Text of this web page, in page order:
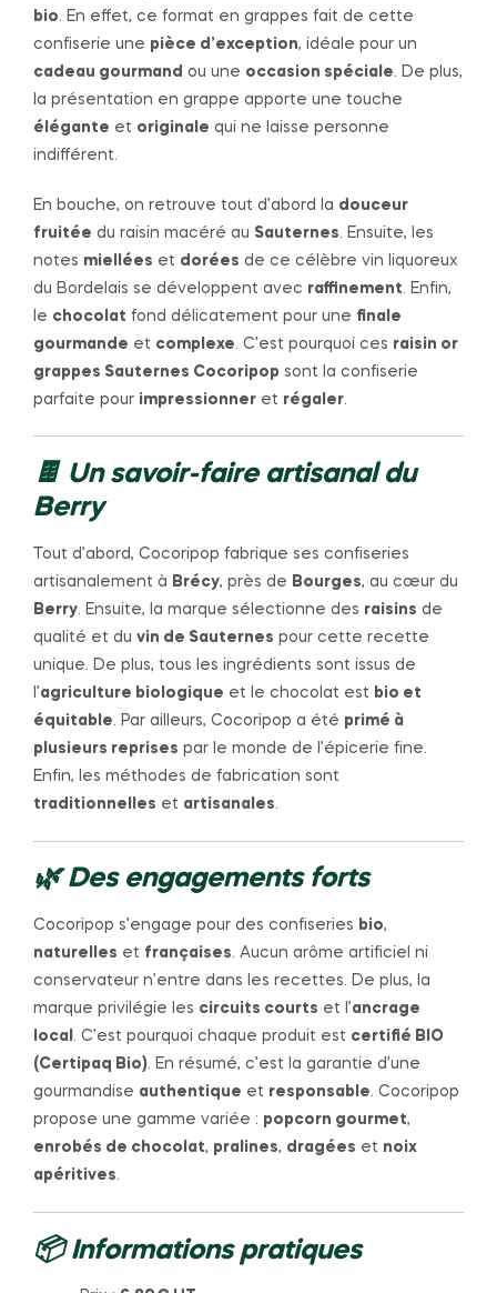
bio. En effet, ce format en grappes fait de cette
confiserie une pièce d’exception, idéale pour un
cadeau gourmand ou une occasion spéciale. De plus,
la présentation en grappe apporte une touche
élégante et originale qui ne laisse personne
indifférent.
En bouche, on retrouve tout d’abord la douceur
fruitée du raisin macéré au Sauternes. Ensuite, les
notes miellées et dorées de ce célèbre vin liquoreux
du Bordelais se développent avec raffinement. Enfin,
le chocolat fond délicatement pour une finale
gourmande et complexe. C’est pourquoi ces raisin or
grappes Sauternes Cocoripop sont la confiserie
parfaite pour impressionner et régaler.
🍫 Un savoir-faire artisanal du
Berry
Tout d’abord, Cocoripop fabrique ses confiseries
artisanalement à Brécy, près de Bourges, au cœur du
Berry. Ensuite, la marque sélectionne des raisins de
qualité et du vin de Sauternes pour cette recette
unique. De plus, tous les ingrédients sont issus de
l’agriculture biologique et le chocolat est bio et
équitable. Par ailleurs, Cocoripop a été primé à
plusieurs reprises par le monde de l’épicerie fine.
Enfin, les méthodes de fabrication sont
traditionnelles et artisanales.
🌿 Des engagements forts
Cocoripop s’engage pour des confiseries bio,
naturelles et françaises. Aucun arôme artificiel ni
conservateur n’entre dans les recettes. De plus, la
marque privilégie les circuits courts et l’ancrage
local . C’est pourquoi chaque produit est certifié BIO
(Certipaq Bio). En résumé, c’est la garantie d’une
gourmandise authentique et responsable. Cocoripop
propose une gamme variée : popcorn gourmet,
enrobés de chocolat, pralines, dragées et noix
apéritives.
📦 Informations pratiques